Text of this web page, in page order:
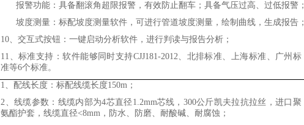
8、报警功能：具备翻滚角超限报警，有效防止翻车；具备气压过高、过低报警；
9、坡度测量：标配坡度测量软件，可进行管道坡度测量，绘制曲线，生成报告；
10、交互式按钮：一键启动分析软件，进行判读与报告分析；
11、标准支持：软件能够同时支持CJJ181-2012、北排标准、上海标准、广州标
准等6个标准。
1、配线长度：标配线缆长度150m；
2、线缆参数：线缆内部为4芯直径1.2mm芯线，300公斤凯夫拉抗拉丝，进口聚
氨酯护套，线缆直径<8mm，防水、防磨、耐酸碱、耐腐蚀；